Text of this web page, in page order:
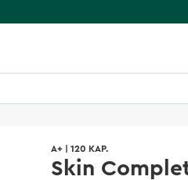
A+ 120 KAP.
Skin